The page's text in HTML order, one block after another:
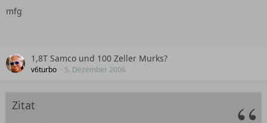
mfg
1,8T Samco und 100 Zeller Murks?
v6turbo 5. Dezember 2006
Zitat